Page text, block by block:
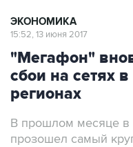
ЭКОНОМИКА
15:52, 13 июня 2017
"Мегафон"
сбои на сетях
регионах
В прошлом месяце в
прозошел самый